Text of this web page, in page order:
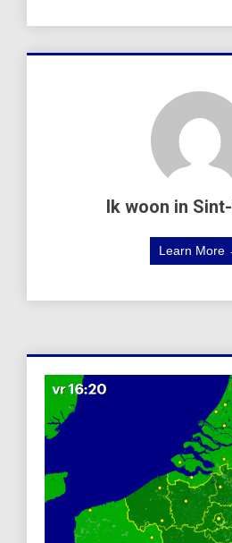
Ik woon in
Learn More